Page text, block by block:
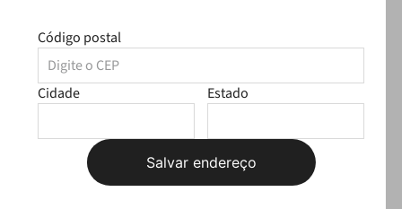
Código postal
Cidade Estado
Salvar endereço
☆☆☆☆☆
(0 avaliações)
Mais recentes